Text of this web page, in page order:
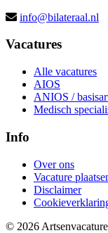
info@bilateraal.nl
Vacatures
Alle vacatures
AIOS
ANIOS /
Medisch
Info
Over ons
Vacature
Disclaimer
© 2026